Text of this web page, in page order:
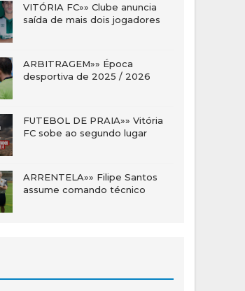
VITÓRIA FC»» Clube anuncia
saída de mais dois jogadores
ARBITRAGEM»» Época
desportiva de 2025 / 2026
FUTEBOL DE PRAIA»» Vitória
FC sobe ao segundo lugar
ARRENTELA»» Filipe Santos
assume comando técnico